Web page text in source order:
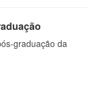
graduação da